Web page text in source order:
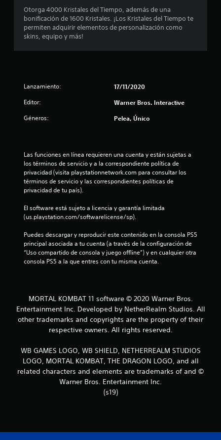
e
Otorga 4000 Kristales del Tiempo, además de una
bonificación de 1600 Kristales. ¡Los Kristales del Tiempo te
permiten adquirir elementos de personalización como
skins, equipo y más!
Lanzamiento: 17/11/2020
Editor: Warner Bros. Interactive
Géneros: Pelea, Único
Las funciones en línea requieren una cuenta y están sujetas a
los términos de servicio y a la correspondiente política de
privacidad (visita playstationnetwork.com para consultar los
términos de servicio y las correspondientes políticas de
privacidad de tu país).
El software está sujeto a licencia y garantía limitada
(us.playstation.com/softwarelicense/sp).
Puedes descargar y reproducir este contenido en la consola PS5
principal asociada a tu cuenta (a través de la configuración de
“Uso compartido de consola y juego offline”) y en cualquier otra
consola PS5 a la que entres con tu misma cuenta.
MORTAL KOMBAT 11 software © 2020 Warner Bros.
Entertainment Inc. Developed by NetherRealm Studios. All
other trademarks and copyrights are the property of their
respective owners. All rights reserved.
WB GAMES LOGO, WB SHIELD, NETHERREALM STUDIOS
LOGO, MORTAL KOMBAT, THE DRAGON LOGO, and all
related characters and elements are trademarks of and ©
Warner Bros. Entertainment Inc.
(s19)